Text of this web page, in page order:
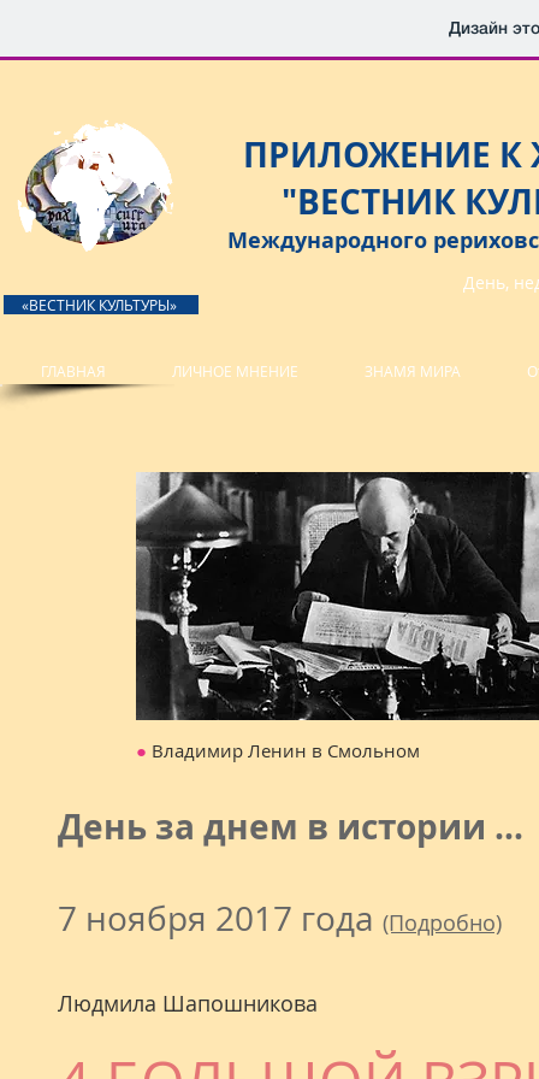
Дизайн
«ВЕСТНИК КУЛЬТУРЫ»
День,
● Владимир Ленин в
День за днем в истории ...
7 ноября 2017 года (Подробно)
Людмила Шапошникова
ГЛАВНАЯ ЛИЧНОЕ МНЕНИЕ ЗНАМЯ МИРА
ПРИЛОЖЕНИЕ К
"ВЕСТНИК
Международного